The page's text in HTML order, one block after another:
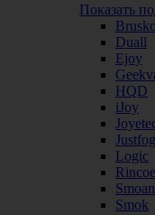
Показать
Brusko
Duall
Ejoy
HQD
iJoy
Justfog
Logic
Rincoe
Smok